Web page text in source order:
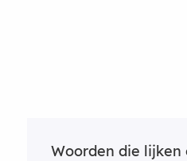
Woorden die lijken